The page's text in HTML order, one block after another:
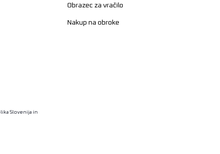
Obrazec za vračilo
Nakup na obroke
Slovenija in